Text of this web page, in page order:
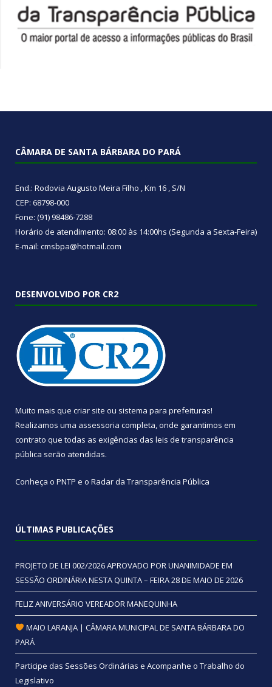
CÂMARA DE SANTA BÁRBARA DO PARÁ
End.: Rodovia Augusto Meira Filho , Km 16 , S/N
CEP: 68798-000
Fone: (91) 98486-7288
Horário de atendimento: 08:00 às 14:00hs (Segunda a Sexta-Feira)
E-mail: cmsbpa@hotmail.com
DESENVOLVIDO POR CR2
Muito mais que criar site ou sistema para prefeituras!
Realizamos uma assessoria completa, onde garantimos em
contrato que todas as exigências das leis de transparência
pública serão atendidas.
Conheça o PNTP e o Radar da Transparência Pública
ÚLTIMAS PUBLICAÇÕES
PROJETO DE LEI 002/2026 APROVADO POR UNANIMIDADE EM
SESSÃO ORDINÁRIA NESTA QUINTA – FEIRA 28 DE MAIO DE 2026
FELIZ ANIVERSÁRIO VEREADOR MANEQUINHA
MAIO LARANJA | CÂMARA MUNICIPAL DE SANTA BÁRBARA DO
PARÁ
Participe das Sessões Ordinárias e Acompanhe o Trabalho do
Legislativo